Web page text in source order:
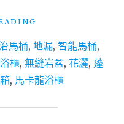
設
備
升
馬桶, 地漏, 智能馬桶,
櫃, 無縫岩盆, 花灑, 蓬
, 馬卡龍浴櫃